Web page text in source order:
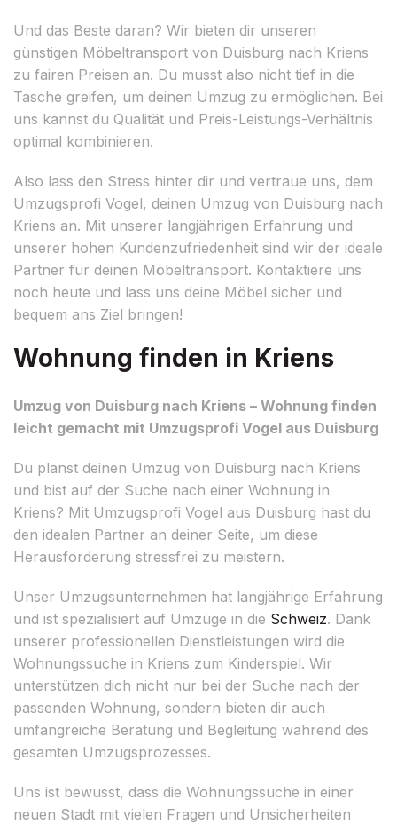
Und das Beste daran? Wir bieten dir unseren
günstigen Möbeltransport von Duisburg nach Kriens
zu fairen Preisen an. Du musst also nicht tief in die
Tasche greifen, um deinen Umzug zu ermöglichen. Bei
uns kannst du Qualität und Preis-Leistungs-Verhältnis
optimal kombinieren.
Also lass den Stress hinter dir und vertraue uns, dem
Umzugsprofi Vogel, deinen Umzug von Duisburg nach
Kriens an. Mit unserer langjährigen Erfahrung und
unserer hohen Kundenzufriedenheit sind wir der ideale
Partner für deinen Möbeltransport. Kontaktiere uns
noch heute und lass uns deine Möbel sicher und
bequem ans Ziel bringen!
Wohnung finden in Kriens
Umzug von Duisburg nach Kriens – Wohnung finden
leicht gemacht mit Umzugsprofi Vogel aus Duisburg
Du planst deinen Umzug von Duisburg nach Kriens
und bist auf der Suche nach einer Wohnung in
Kriens? Mit Umzugsprofi Vogel aus Duisburg hast du
den idealen Partner an deiner Seite, um diese
Herausforderung stressfrei zu meistern.
Unser Umzugsunternehmen hat langjährige Erfahrung
und ist spezialisiert auf Umzüge in die Schweiz. Dank
unserer professionellen Dienstleistungen wird die
Wohnungssuche in Kriens zum Kinderspiel. Wir
unterstützen dich nicht nur bei der Suche nach der
passenden Wohnung, sondern bieten dir auch
umfangreiche Beratung und Begleitung während des
gesamten Umzugsprozesses.
Uns ist bewusst, dass die Wohnungssuche in einer
neuen Stadt mit vielen Fragen und Unsicherheiten